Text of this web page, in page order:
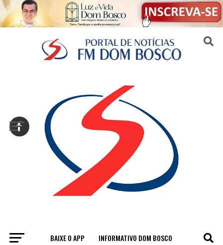
BAIXE O APP INFORMATIVO DOM BOSCO
SAÚDE
Sair da versão mobile